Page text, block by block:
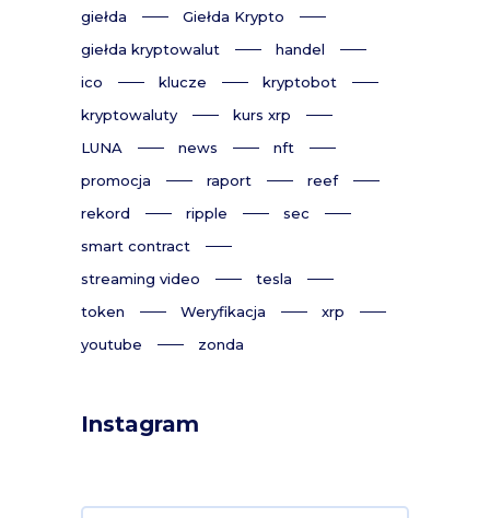
giełda
Giełda Krypto
giełda kryptowalut
handel
ico
klucze
kryptobot
kryptowaluty
kurs xrp
LUNA
news
nft
promocja
raport
reef
rekord
ripple
sec
smart contract
streaming video
tesla
token
Weryfikacja
xrp
youtube
zonda
Instagram